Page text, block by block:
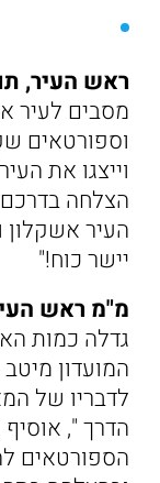
ראש העיר,
מסבים לעיר
וספורטאים
וייצגו את
הצלחה
העיר אשקלון
יישר כוח!"
מ"מ ראש
גדלה כמות
המועדון
לדבריו של
הדרך ",
הספורטאים